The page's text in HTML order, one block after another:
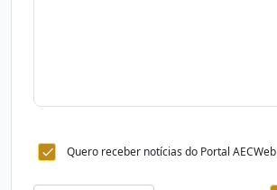
Quero receber notícias do Portal AECWeb